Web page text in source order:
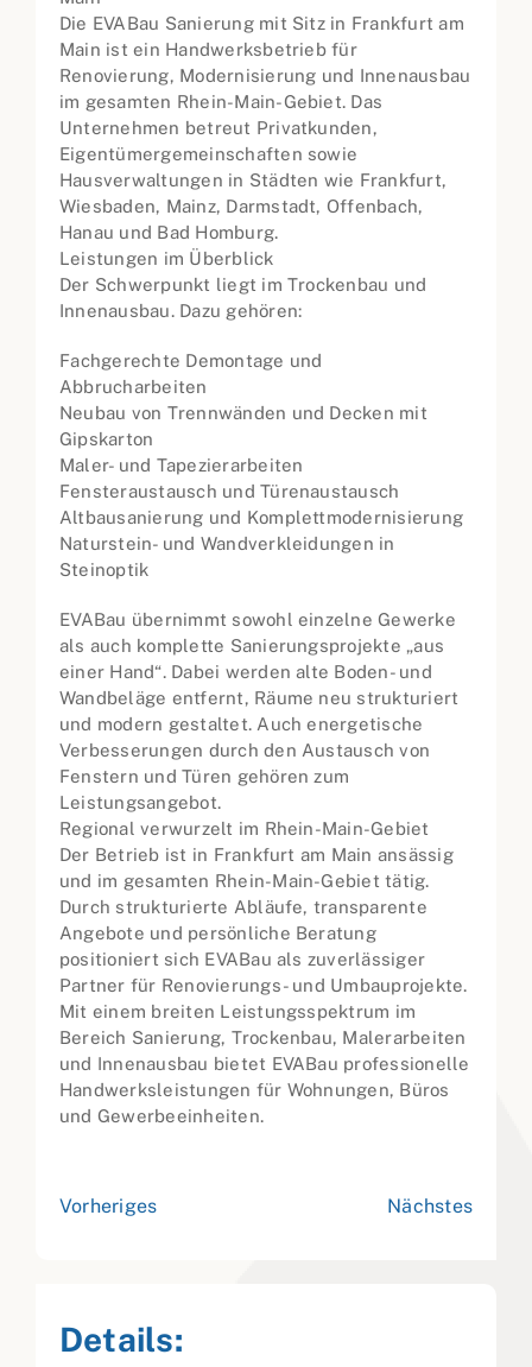
Die EVABau Sanierung mit Sitz in Frankfurt am
Main ist ein Handwerksbetrieb für
Renovierung, Modernisierung und Innenausbau
im gesamten Rhein-Main-Gebiet. Das
Unternehmen betreut Privatkunden,
Eigentümergemeinschaften sowie
Hausverwaltungen in Städten wie Frankfurt,
Wiesbaden, Mainz, Darmstadt, Offenbach,
Hanau und Bad Homburg.
Leistungen im Überblick
Der Schwerpunkt liegt im Trockenbau und
Innenausbau. Dazu gehören:
Fachgerechte Demontage und
Abbrucharbeiten
Neubau von Trennwänden und Decken mit
Gipskarton
Maler- und Tapezierarbeiten
Fensteraustausch und Türenaustausch
Altbausanierung und Komplettmodernisierung
Naturstein- und Wandverkleidungen in
Steinoptik
EVABau übernimmt sowohl einzelne Gewerke
als auch komplette Sanierungsprojekte „aus
einer Hand“. Dabei werden alte Boden- und
Wandbeläge entfernt, Räume neu strukturiert
und modern gestaltet. Auch energetische
Verbesserungen durch den Austausch von
Fenstern und Türen gehören zum
Leistungsangebot.
Regional verwurzelt im Rhein-Main-Gebiet
Der Betrieb ist in Frankfurt am Main ansässig
und im gesamten Rhein-Main-Gebiet tätig.
Durch strukturierte Abläufe, transparente
Angebote und persönliche Beratung
positioniert sich EVABau als zuverlässiger
Partner für Renovierungs- und Umbauprojekte.
Mit einem breiten Leistungsspektrum im
Bereich Sanierung, Trockenbau, Malerarbeiten
und Innenausbau bietet EVABau professionelle
Handwerksleistungen für Wohnungen, Büros
und Gewerbeeinheiten.
Vorheriges Nächstes
Details: